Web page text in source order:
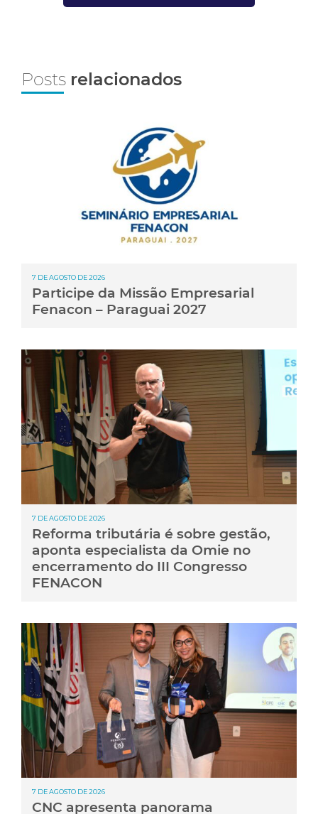
Posts relacionados
7 DE AGOSTO DE 2026
Participe da Missão Empresarial
Fenacon – Paraguai 2027
7 DE AGOSTO DE 2026
Reforma tributária é sobre gestão,
aponta especialista da Omie no
encerramento do III Congresso
FENACON
7 DE AGOSTO DE 2026
CNC apresenta panorama